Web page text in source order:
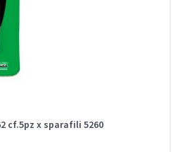
cf.5pz x sparafili 5260